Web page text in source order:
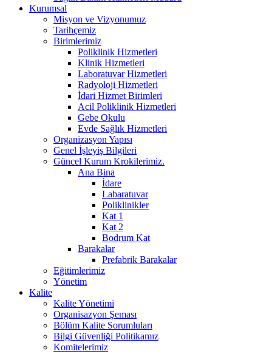
Kurumsal
Misyon ve Vizyonumuz
Tarihçemiz
Birimlerimiz
Poliklinik Hizmetleri
Klinik Hizmetleri
Laboratuvar Hizmetleri
Radyoloji Hizmetleri
İdari Hizmet Birimleri
Acil Poliklinik Hizmetleri
Gebe Okulu
Evde Sağlık Hizmetleri
Organizasyon Yapısı
Genel İşleyiş Bilgileri
Güncel Kurum Krokilerimiz.
Ana Bina
İdare
Labaratuvar
Poliklinikler
Kat 1
Kat 2
Bodrum Kat
Barakalar
Prefabrik Barakalar
Eğitimlerimiz
Yönetim
Kalite
Kalite Yönetimi
Organisazyon Şeması
Bölüm Kalite Sorumluları
Bilgi Güvenliği Politikamız
Komitelerimiz